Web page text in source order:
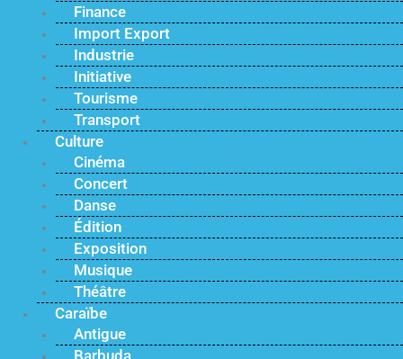
Finance
Import Export
Industrie
Initiative
Tourisme
Transport
Culture
Cinéma
Concert
Danse
Édition
Exposition
Musique
Théâtre
Caraïbe
Antigue
Barbuda